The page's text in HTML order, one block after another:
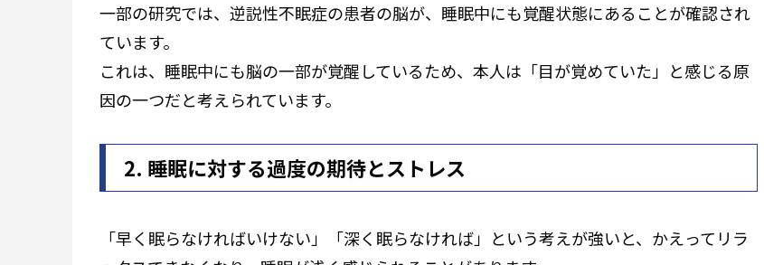
一部の研究では、逆説性不眠症の患者の脳が、睡眠中にも覚醒状態にあることが確認され
ています。
これは、睡眠中にも脳の一部が覚醒しているため、本人は「目が覚めていた」と感じる原
因の一つだと考えられています。
2. 睡眠に対する過度の期待とストレス
「早く眠らなければいけない」「深く眠らなければ」という考えが強いと、かえってリラ